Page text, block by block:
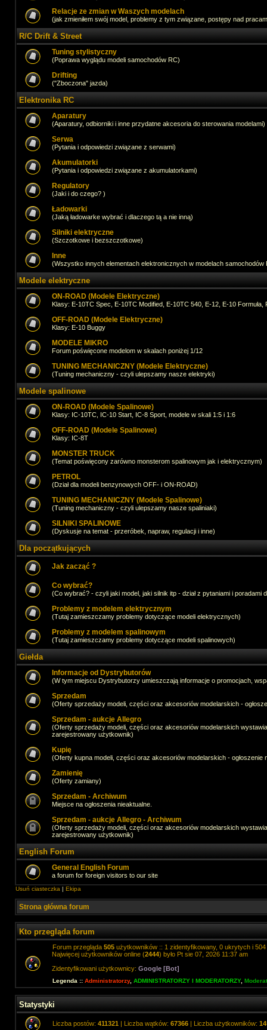
Relacje ze zmian w Waszych modelach
(jak zmieniłem swój model, problemy z tym związane, postępy nad
R/C Drift & Street
Tuning stylistyczny
(Poprawa wyglądu modeli samochodów RC)
Drifting
("Zboczona" jazda)
Elektronika RC
Aparatury
(Aparatury, odbiorniki i inne przydatne akcesoria do sterowania modelami)
Serwa
(Pytania i odpowiedzi związane z serwami)
Akumulatorki
(Pytania i odpowiedzi związane z akumulatorkami)
Regulatory
(Jaki i do czego? )
Ładowarki
(Jaką ładowarke wybrać i dlaczego tą a nie inną)
Silniki elektryczne
(Szczotkowe i bezszczotkowe)
Inne
(Wszystko innych elementach elektronicznych w modelach samochodów
Modele elektryczne
ON-ROAD (Modele Elektryczne)
Klasy: E-10TC Spec, E-10TC Modified, E-10TC 540, E-12, E-10 Formuła,
OFF-ROAD (Modele Elektryczne)
Klasy: E-10 Buggy
MODELE MIKRO
Forum poświęcone modelom w skalach poniżej 1/12
TUNING MECHANICZNY (Modele Elektryczne)
(Tuning mechaniczny - czyli ulepszamy nasze elektryki)
Modele spalinowe
ON-ROAD (Modele Spalinowe)
Klasy: IC-10TC, IC-10 Start, IC-8 Sport, modele w skali 1:5 i 1:6
OFF-ROAD (Modele Spalinowe)
Klasy: IC-8T
MONSTER TRUCK
(Temat poświęcony zarówno monsterom spalinowym jak i elektrycznym)
PETROL
(Dział dla modeli benzynowych OFF- i ON-ROAD)
TUNING MECHANICZNY (Modele Spalinowe)
(Tuning mechaniczny - czyli ulepszamy nasze spaliniaki)
SILNIKI SPALINOWE
(Dyskusje na temat - przeróbek, napraw, regulacji i inne)
Dla początkujących
Jak zacząć ?
Co wybrać?
(Co wybrać? - czyli jaki model, jaki silnik itp - dział z pytaniami i poradami
Problemy z modelem elektrycznym
(Tutaj zamieszczamy problemy dotyczące modeli elektrycznych)
Problemy z modelem spalinowym
(Tutaj zamieszczamy problemy dotyczące modeli spalinowych)
Giełda
Informacje od Dystrybutorów
(W tym miejscu Dystrybutorzy umieszczają informacje o promocjach,
Sprzedam
(Oferty sprzedaży modeli, części oraz akcesoriów modelarskich -
Sprzedam - aukcje Allegro
(Oferty sprzedaży modeli, części oraz akcesoriów modelarskich
zarejestrowany użytkownik)
Kupię
(Oferty kupna modeli, części oraz akcesoriów modelarskich -
Zamienię
(Oferty zamiany)
Sprzedam - Archiwum
Miejsce na ogłoszenia nieaktualne.
Sprzedam - aukcje Allegro - Archiwum
(Oferty sprzedaży modeli, części oraz akcesoriów modelarskich
zarejestrowany użytkownik)
English Forum
General English Forum
a forum for foreign visitors to our site
Usuń ciasteczka | Ekipa
Strona główna forum
Kto przegląda forum
Forum przegląda 505 użytkowników :: 1 zidentyfikowany, 0 ukrytych i
Najwięcej użytkowników online (2444) było Pt sie 07, 2026 11:37 am
Zidentyfikowani użytkownicy: Google [Bot]
Legenda :: Administratorzy, ADMINISTRATORZY I MODERATORZY,
Statystyki
Liczba postów: 411321 | Liczba wątków: 67366 | Liczba użytkowników: